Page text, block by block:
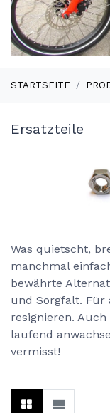
STARTSEITE
Ersatzteile
Was quietscht,
manchmal
bewährte
und Sorgfalt. Für
resignieren.
laufend
vermisst!